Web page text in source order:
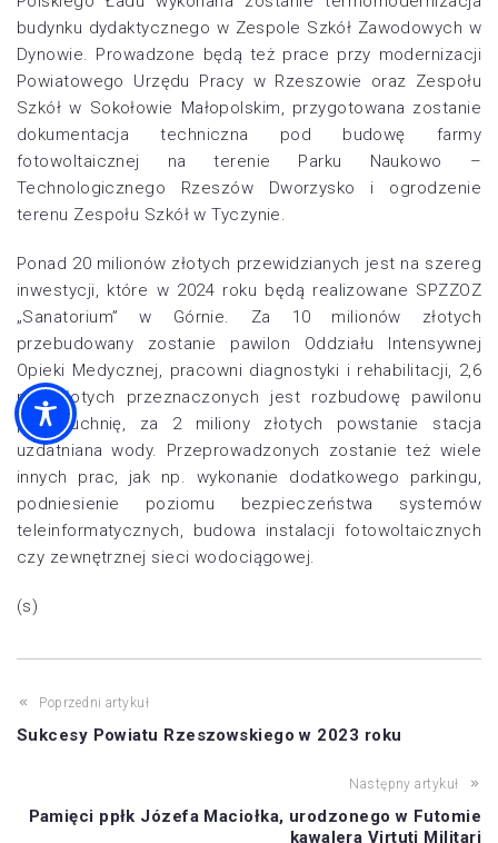
budynku dydaktycznego w Zespole Szkół Zawodowych w
Dynowie. Prowadzone będą też prace przy modernizacji
Powiatowego Urzędu Pracy w Rzeszowie oraz Zespołu
Szkół w Sokołowie Małopolskim, przygotowana zostanie
dokumentacja techniczna pod budowę farmy
fotowoltaicznej na terenie Parku Naukowo –
Technologicznego Rzeszów Dworzysko i ogrodzenie
terenu Zespołu Szkół w Tyczynie.
Ponad 20 milionów złotych przewidzianych jest na szereg
inwestycji, które w 2024 roku będą realizowane SPZZOZ
„Sanatorium” w Górnie. Za 10 milionów złotych
przebudowany zostanie pawilon Oddziału Intensywnej
Opieki Medycznej, pracowni diagnostyki i rehabilitacji, 2,6
mln złotych przeznaczonych jest rozbudowę pawilonu
pod kuchnię, za 2 miliony złotych powstanie stacja
uzdatniana wody. Przeprowadzonych zostanie też wiele
innych prac, jak np. wykonanie dodatkowego parkingu,
podniesienie poziomu bezpieczeństwa systemów
teleinformatycznych, budowa instalacji fotowoltaicznych
czy zewnętrznej sieci wodociągowej.
(s)
Poprzedni artykuł
Sukcesy Powiatu Rzeszowskiego w 2023 roku
Następny artykuł
Pamięci ppłk Józefa Maciołka, urodzonego w Futomie
kawalera Virtuti Militari